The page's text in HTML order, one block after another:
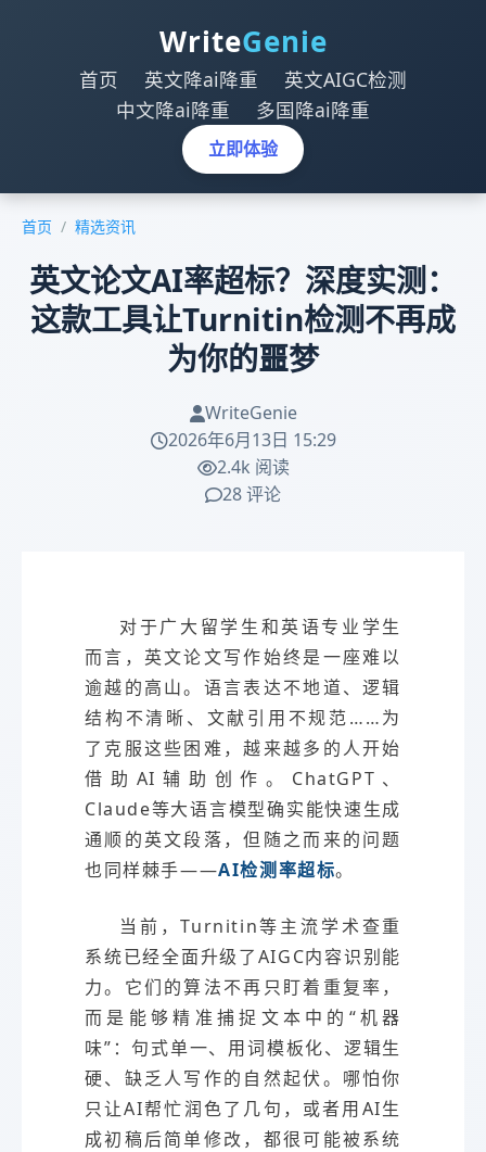
WriteGenie
首页 英文降ai降重
英文AIGC检测
中文降ai降重
多国降ai降重
立即体验
首页 / 精选资讯
英文论文AI率超标？深度实测：
这款工具让Turnitin检测不再成
为你的噩梦
WriteGenie
2026年6月13日 15:29
2.4k 阅读
28 评论
对于广大留学生和英语专业学生
而言，英文论文写作始终是一座难以
逾越的高山。语言表达不地道、逻辑
结构不清晰、文献引用不规范……为
了克服这些困难，越来越多的人开始
借助AI辅助创作。ChatGPT、
Claude等大语言模型确实能快速生成
通顺的英文段落，但随之而来的问题
也同样棘手——AI检测率超标。
当前，Turnitin等主流学术查重
系统已经全面升级了AIGC内容识别能
力。它们的算法不再只盯着重复率，
而是能够精准捕捉文本中的“机器
味”：句式单一、用词模板化、逻辑生
硬、缺乏人写作的自然起伏。哪怕你
只让AI帮忙润色了几句，或者用AI生
成初稿后简单修改，都很可能被系统